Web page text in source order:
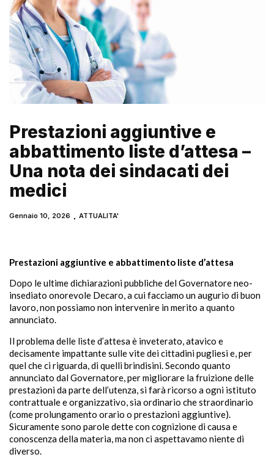
Prestazioni aggiuntive e
abbattimento liste d’attesa –
Una nota dei sindacati dei
medici
Gennaio 10, 2026 ATTUALITA'
Prestazioni aggiuntive e abbattimento liste d’attesa
Dopo le ultime dichiarazioni pubbliche del Governatore neo-
insediato onorevole Decaro, a cui facciamo un augurio di buon
lavoro, non possiamo non intervenire in merito a quanto
annunciato.
Il problema delle liste d’attesa è inveterato, atavico e
decisamente impattante sulle vite dei cittadini pugliesi e, per
quel che ci riguarda, di quelli brindisini. Secondo quanto
annunciato dal Governatore, per migliorare la fruizione delle
prestazioni da parte dell’utenza, si farà ricorso a ogni istituto
contrattuale e organizzativo, sia ordinario che straordinario
(come prolungamento orario o prestazioni aggiuntive).
Sicuramente sono parole dette con cognizione di causa e
conoscenza della materia, ma non ci aspettavamo niente di
diverso.